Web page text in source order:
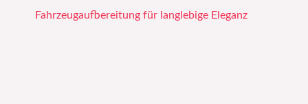
Fahrzeugaufbereitung für langlebige Eleganz